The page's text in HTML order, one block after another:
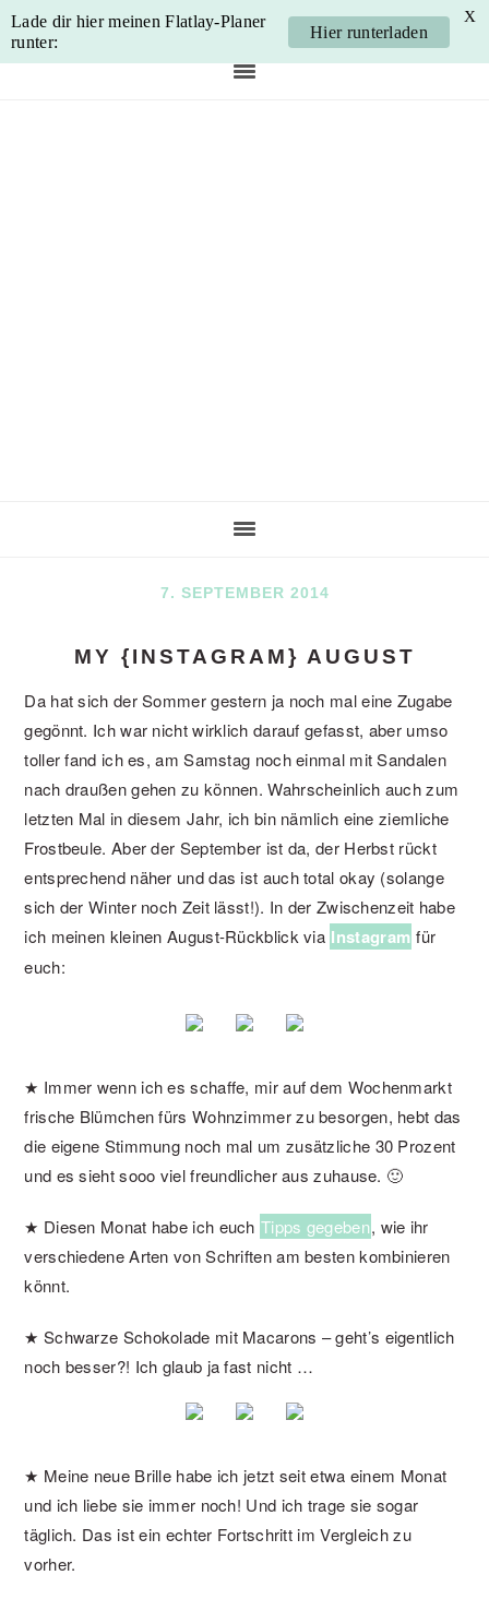
Skip
Skip
Skip
Skip
7. SEPTEMBER 2014
MY {INSTAGRAM} AUGUST
Da hat sich der Sommer gestern ja noch mal eine Zugabe
gegönnt. Ich war nicht wirklich darauf gefasst, aber umso
toller fand ich es, am Samstag noch einmal mit Sandalen
nach draußen gehen zu können. Wahrscheinlich auch zum
letzten Mal in diesem Jahr, ich bin nämlich eine ziemliche
Frostbeule. Aber der September ist da, der Herbst rückt
entsprechend näher und das ist auch total okay (solange
sich der Winter noch Zeit lässt!). In der Zwischenzeit habe
ich meinen kleinen August-Rückblick via Instagram für
euch:
★ Immer wenn ich es schaffe, mir auf dem Wochenmarkt
frische Blümchen fürs Wohnzimmer zu besorgen, hebt das
die eigene Stimmung noch mal um zusätzliche 30 Prozent
und es sieht sooo viel freundlicher aus zuhause. 🙂
★ Diesen Monat habe ich euch Tipps gegeben, wie ihr
verschiedene Arten von Schriften am besten kombinieren
könnt.
★ Schwarze Schokolade mit Macarons – geht’s eigentlich
noch besser?! Ich glaub ja fast nicht …
★ Meine neue Brille habe ich jetzt seit etwa einem Monat
und ich liebe sie immer noch! Und ich trage sie sogar
täglich. Das ist ein echter Fortschritt im Vergleich zu
vorher.
Lade dir hier meinen Flatlay-Planer
runter:
Hier runterladen
X